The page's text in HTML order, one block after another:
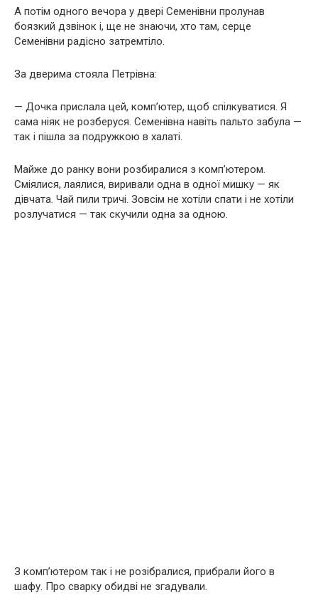
А потім одного вечора у двері Семенівни пролунав
боязкий дзвінок і, ще не знаючи, хто там, серце
Семенівни радісно затремтіло.
За дверима стояла Петрівна:
— Дочка прислала цей, комп’ютер, щоб спілкуватися. Я
сама ніяк не розберуся. Семенівна навіть пальто забула —
так і пішла за подружкою в халаті.
Майже до ранку вони розбиралися з комп’ютером.
Сміялися, лаялися, виривали одна в одної мишку — як
дівчата. Чай пили тричі. Зовсім не хотіли спати і не хотіли
розлучатися — так скучили одна за одною.
З комп’ютером так і не розібралися, прибрали його в
шафу. Про сварку обидві не згадували.